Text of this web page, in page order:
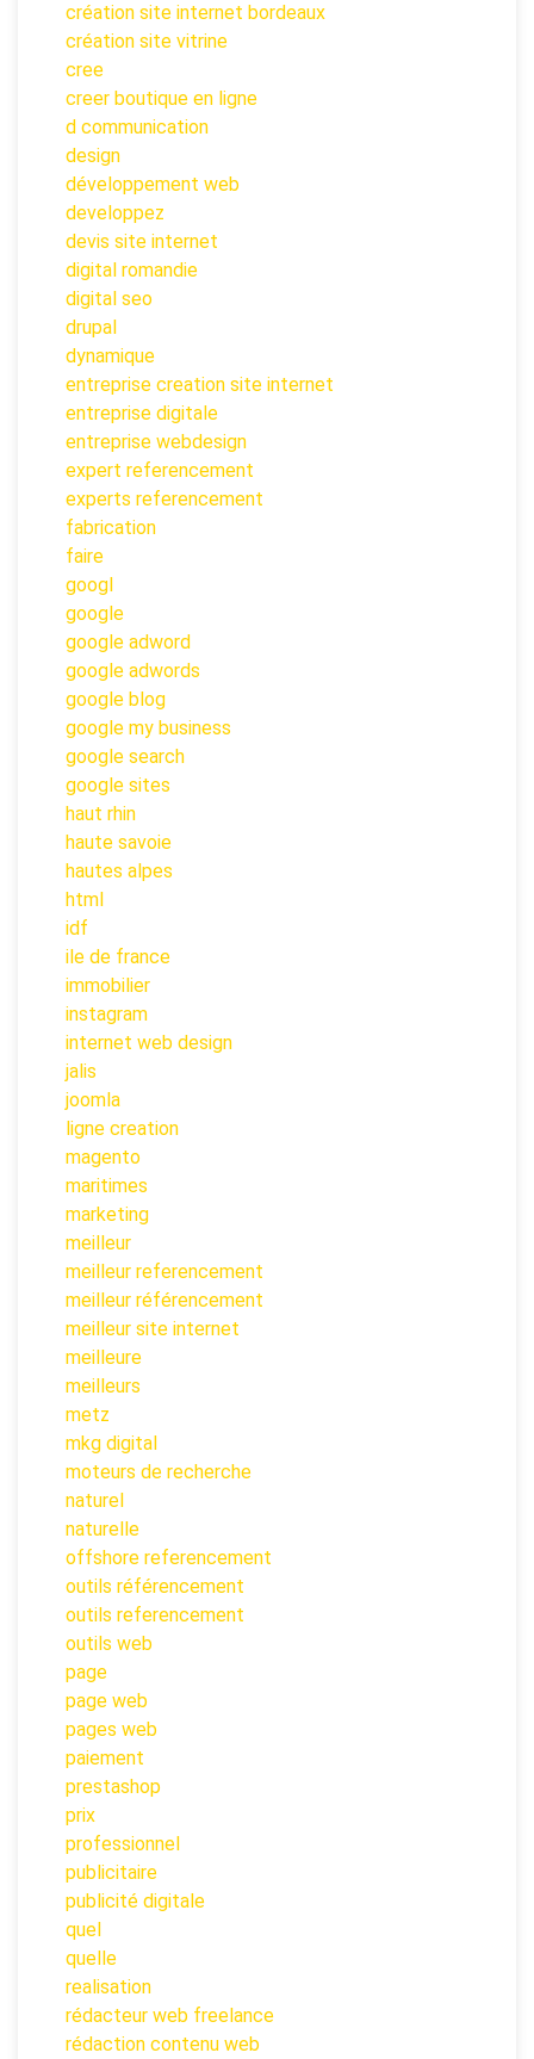
création site internet bordeaux
création site vitrine
cree
creer boutique en ligne
d communication
design
développement web
developpez
devis site internet
digital romandie
digital seo
drupal
dynamique
entreprise creation site internet
entreprise digitale
entreprise webdesign
expert referencement
experts referencement
fabrication
faire
googl
google
google adword
google adwords
google blog
google my business
google search
google sites
haut rhin
haute savoie
hautes alpes
html
idf
ile de france
immobilier
instagram
internet web design
jalis
joomla
ligne creation
magento
maritimes
marketing
meilleur
meilleur referencement
meilleur référencement
meilleur site internet
meilleure
meilleurs
metz
mkg digital
moteurs de recherche
naturel
naturelle
offshore referencement
outils référencement
outils referencement
outils web
page
page web
pages web
paiement
prestashop
prix
professionnel
publicitaire
publicité digitale
quel
quelle
realisation
rédacteur web freelance
rédaction contenu web